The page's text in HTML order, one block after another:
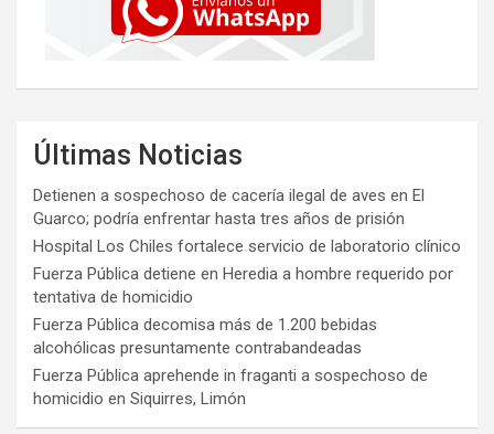
Últimas Noticias
Detienen a sospechoso de cacería ilegal de aves en El
Guarco; podría enfrentar hasta tres años de prisión
Hospital Los Chiles fortalece servicio de laboratorio clínico
Fuerza Pública detiene en Heredia a hombre requerido por
tentativa de homicidio
Fuerza Pública decomisa más de 1.200 bebidas
alcohólicas presuntamente contrabandeadas
Fuerza Pública aprehende in fraganti a sospechoso de
homicidio en Siquirres, Limón